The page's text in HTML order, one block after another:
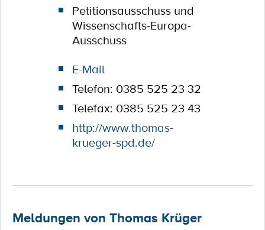
Petitionsausschuss und
Wissenschafts-Europa-
Ausschuss
E-Mail
Telefon: 0385 525 23 32
Telefax: 0385 525 23 43
http://www.thomas-
krueger-spd.de/
Meldungen von Thomas Krüger